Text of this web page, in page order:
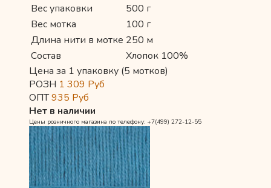
Вес упаковки
500 г
Вес мотка
100 г
Длина нити в мотке 250 м
Состав
Хлопок 100%
Цена за 1 упаковку (5 мотков)
РОЗН 1 309 Руб
ОПТ935 Руб
Нет в наличии
Цены розничного магазина по телефону: +7(499) 272-12-55